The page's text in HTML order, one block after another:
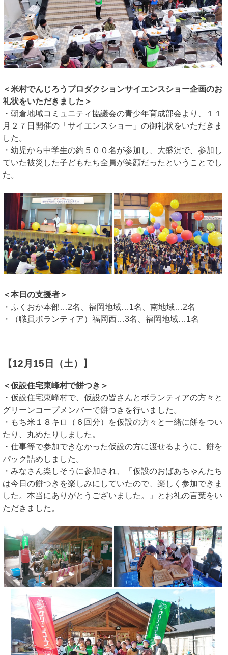
＜米村でんじろうプロダクションサイエンスショー企画のお
礼状をいただきました＞
・朝倉地域コミュニティ協議会の青少年育成部会より、１１
月２７日開催の「サイエンスショー」の御礼状をいただきま
した。
・幼児から中学生の約５００名が参加し、大盛況で、参加し
ていた被災した子どもたち全員が笑顔だったということでし
た。
＜本日の支援者＞
・ふくおか本部…2名、福岡地域…1名、南地域…2名
・（職員ボランティア）福岡西…3名、福岡地域…1名
【12月15日（土）】
＜仮設住宅東峰村で餅つき＞
・仮設住宅東峰村で、仮設の皆さんとボランティアの方々と
グリーンコープメンバーで餅つきを行いました。
・もち米１８キロ（６回分）を仮設の方々と一緒に餅をつい
たり、丸めたりしました。
・仕事等で参加できなかった仮設の方に渡せるように、餅を
パック詰めしました。
・みなさん楽しそうに参加され、「仮設のおばあちゃんたち
は今日の餅つきを楽しみにしていたので、楽しく参加できま
した。本当にありがとうございました。」とお礼の言葉をい
ただきました。